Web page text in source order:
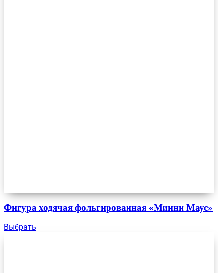
Фигура ходячая фольгированная «Минни Маус»
Выбрать